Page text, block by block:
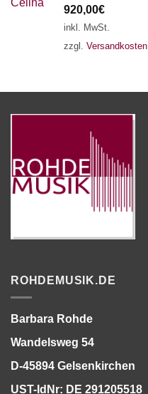
920,00€
inkl. MwSt.
zzgl. Versandkosten
ROHDEMUSIK.DE
Barbara Rohde
Wandelsweg 54
D-45894 Gelsenkirchen
UST-IdNr: DE 291205518